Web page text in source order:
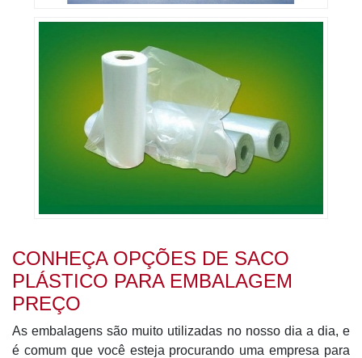
CONHEÇA OPÇÕES DE SACO
PLÁSTICO PARA EMBALAGEM
PREÇO
As embalagens são muito utilizadas no nosso dia a dia, e
é comum que você esteja procurando uma empresa para